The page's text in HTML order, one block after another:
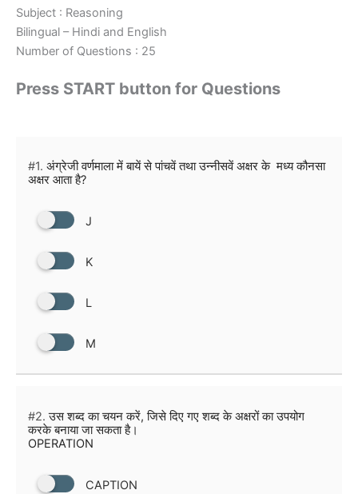
Subject : Reasoning
Bilingual – Hindi and English
Number of Questions : 25
Press START button for Questions
#1. अंग्रेजी वर्णमाला में बायें से पांचवें तथा उन्नीसवें अक्षर के मध्य कौनसा
अक्षर आता है?
J
K
L
M
#2. उस शब्द का चयन करें, जिसे दिए गए शब्द के अक्षरों का उपयोग
करके बनाया जा सकता है।
OPERATION
CAPTION